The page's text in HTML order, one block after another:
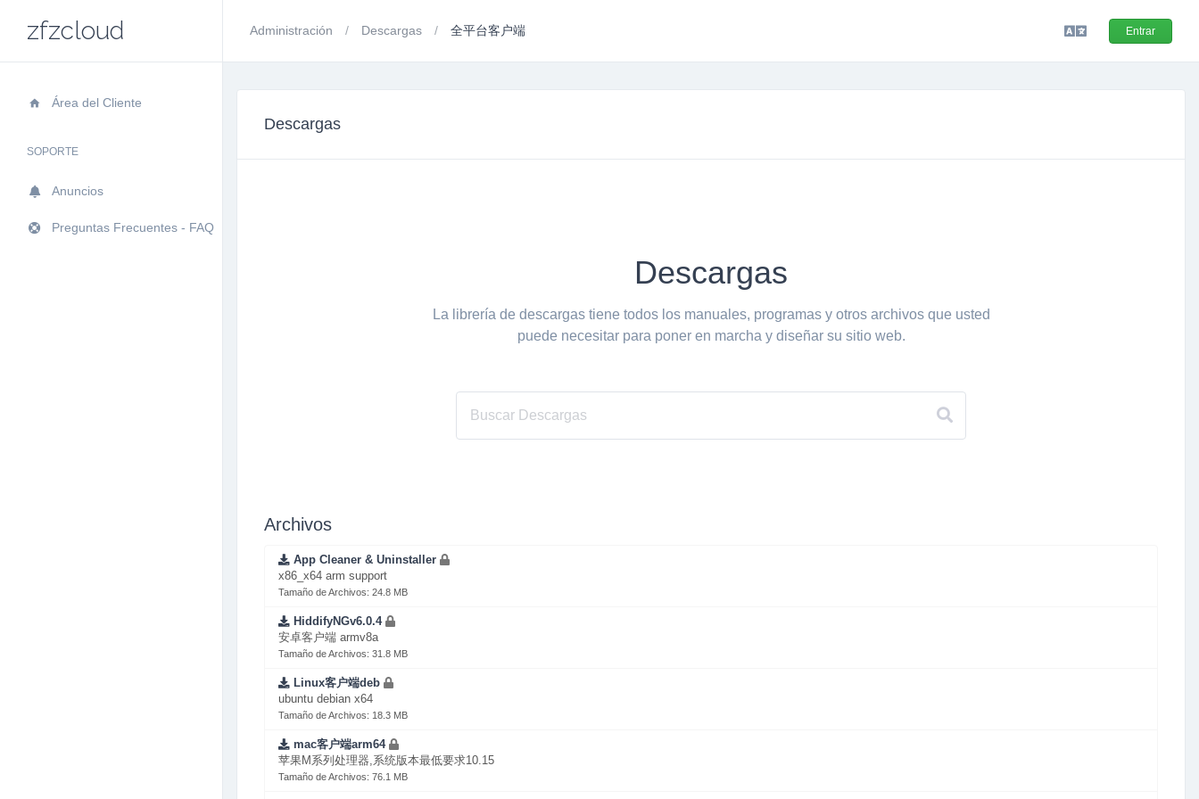
zfzcloud
Área del Cliente
SOPORTE
Anuncios
Preguntas Frecuentes - FAQ
Administración Descargas 全平台客户端 Entrar
Descargas
Descargas
La librería de descargas tiene todos los manuales, programas y otros archivos que usted
puede necesitar para poner en marcha y diseñar su sitio web.
Archivos
App Cleaner & Uninstaller
x86_x64 arm support
Tamaño de Archivos: 24.8 MB
HiddifyNGv6.0.4
安卓客户端 armv8a
Tamaño de Archivos: 31.8 MB
Linux客户端deb
ubuntu debian x64
Tamaño de Archivos: 18.3 MB
mac客户端arm64
苹果M系列处理器,系统版本最低要求10.15
Tamaño de Archivos: 76.1 MB